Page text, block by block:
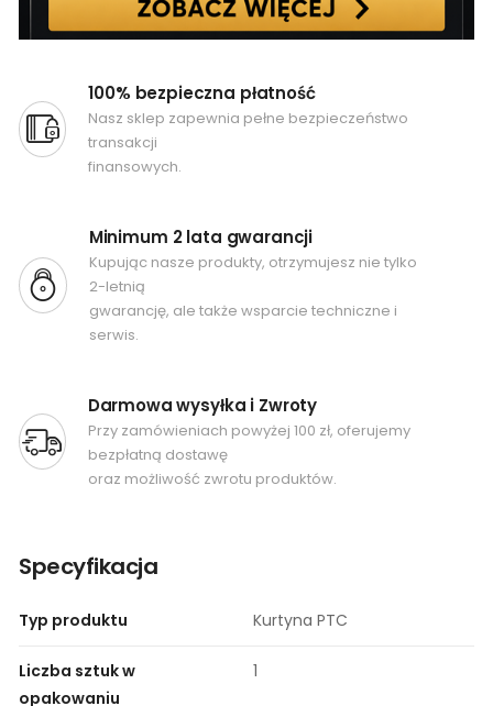
100% bezpieczna płatność
Nasz sklep zapewnia pełne bezpieczeństwo
transakcji
finansowych.
Minimum 2 lata gwarancji
Kupując nasze produkty, otrzymujesz nie tylko
2-letnią
gwarancję, ale także wsparcie techniczne i
serwis.
Darmowa wysyłka i Zwroty
Przy zamówieniach powyżej 100 zł, oferujemy
bezpłatną dostawę
oraz możliwość zwrotu produktów.
Specyfikacja
Typ produktu Kurtyna PTC
Liczba sztuk w
opakowaniu
1